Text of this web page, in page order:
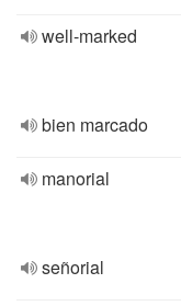
well-marked
bien marcado
manorial
señorial